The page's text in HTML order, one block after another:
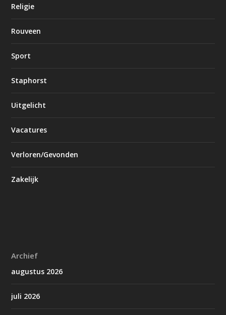
Religie
Rouveen
Sport
Staphorst
Uitgelicht
Vacatures
Verloren/Gevonden
Zakelijk
Archief
augustus 2026
juli 2026